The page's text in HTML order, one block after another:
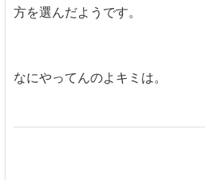
方を選んだようです。
なにやってんのよキミは。